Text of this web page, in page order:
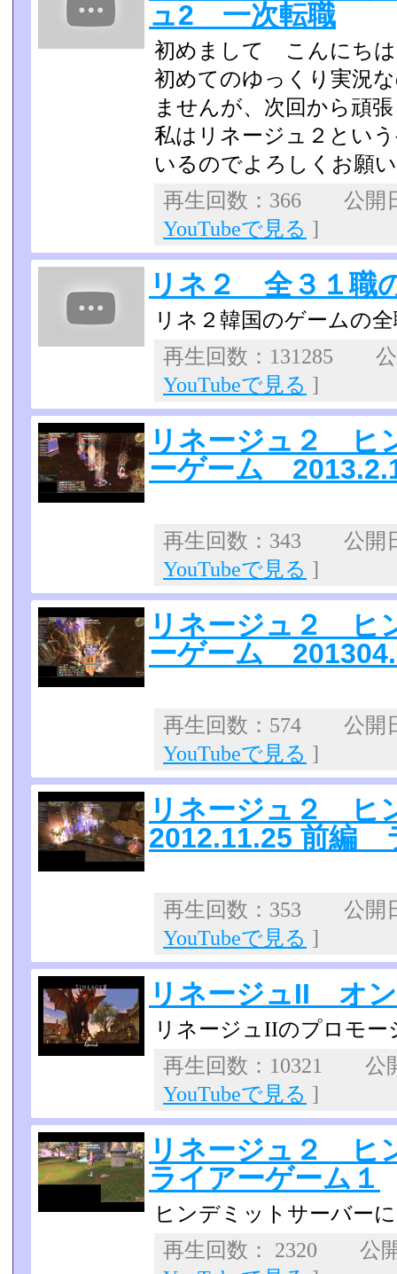
ュ2 一次転職
初めまして こんにちは
初めてのゆっくり実況
ませんが、次回から頑
私はリネージュ２とい
いるのでよろしくお願
再生回数：366 公開
YouTubeで見る ]
リネ２ 全３１職
リネ２韓国のゲームの
再生回数：131285
YouTubeで見る ]
リネージュ２ ヒ
ーゲーム
再生回数：343 公開
YouTubeで見る ]
リネージュ２ ヒ
ーゲーム
再生回数：574 公開
YouTubeで見る ]
リネージュ２
2012.11.25 前編
再生回数：353 公開
YouTubeで見る ]
リネージュII オ
リネージュIIのプロモー
再生回数：10321 公
YouTubeで見る ]
リネージュ２ ヒ
ライアーゲーム１
ヒンデミットサーバー
再生回数： 2320 公